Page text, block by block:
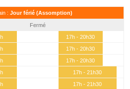
: Jour férié (Assomption)
Fermé
17h - 20h30
17h - 20h30
17h - 20h30
17h - 21h30
17h - 21h30